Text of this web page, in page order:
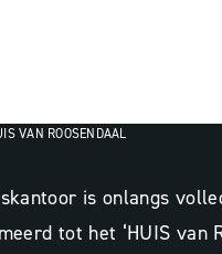
VAN ROOSENDAAL
is onlangs
tot het ‘HUIS van